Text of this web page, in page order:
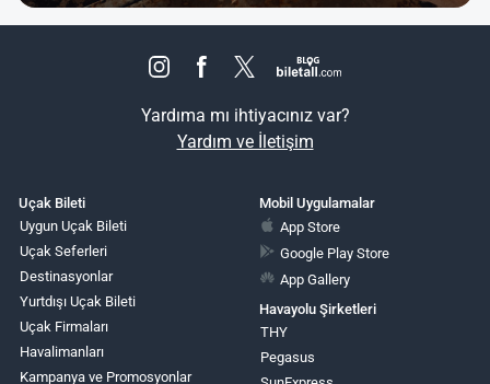
Yardıma mı ihtiyacınız var?
Yardım ve İletişim
Uçak Bileti
Uygun Uçak Bileti
Uçak Seferleri
Destinasyonlar
Yurtdışı Uçak Bileti
Uçak Firmaları
Havalimanları
Kampanya ve Promosyonlar
Mobil Uygulamalar
App Store
Google Play Store
App Gallery
Havayolu Şirketleri
THY
Pegasus